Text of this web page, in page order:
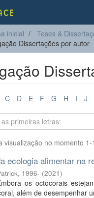
inicial Teses &
Dissertações por autor
C D E F G H I J
visualização no momento 1-
ecologia alimentar na
1996- (2021)
os octocorais
além de desempenhar